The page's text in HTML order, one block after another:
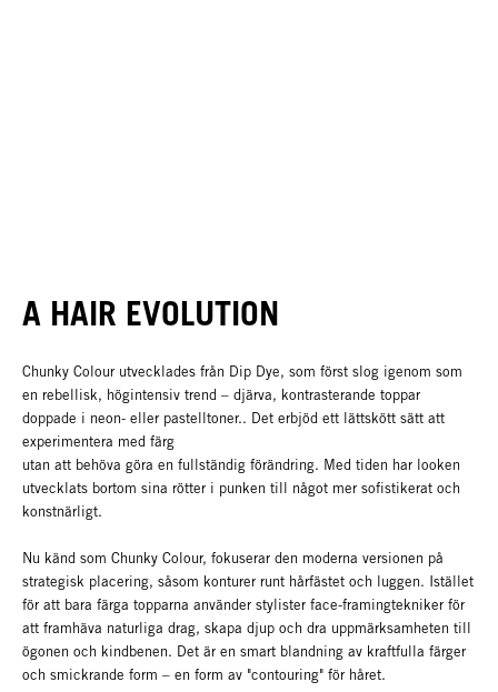
A HAIR EVOLUTION
Chunky Colour utvecklades från Dip Dye, som först slog igenom som
en rebellisk, högintensiv trend – djärva, kontrasterande toppar
doppade i neon- eller pastelltoner.. Det erbjöd ett lättskött sätt att
experimentera med färg
utan att behöva göra en fullständig förändring. Med tiden har looken
utvecklats bortom sina rötter i punken till något mer sofistikerat och
konstnärligt.
Nu känd som Chunky Colour, fokuserar den moderna versionen på
strategisk placering, såsom konturer runt hårfästet och luggen. Istället
för att bara färga topparna använder stylister face-framingtekniker för
att framhäva naturliga drag, skapa djup och dra uppmärksamheten till
ögonen och kindbenen. Det är en smart blandning av kraftfulla färger
och smickrande form – en form av "contouring" för håret.